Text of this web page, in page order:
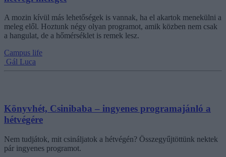
A mozin kívül más lehetőségek is vannak, ha el akartok menekülni a
meleg elől. Hoztunk négy olyan programot, amik közben nem csak
a hangulat, de a hőmérséklet is remek lesz.
Campus life
Gál Luca
Könyvhét, Csinibaba – ingyenes programajánló a
hétvégére
Nem tudjátok, mit csináljatok a hétvégén? Összegyűjtöttünk nektek
pár ingyenes programot.